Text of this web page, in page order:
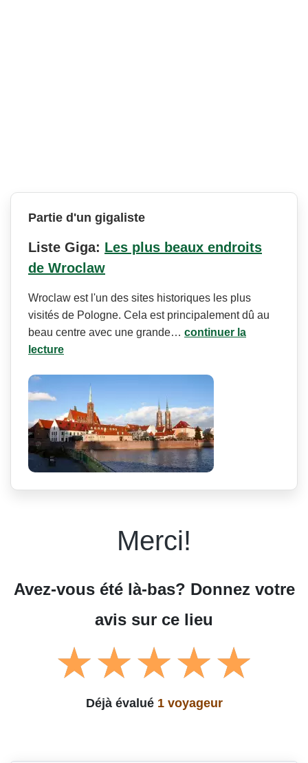
Partie d'un gigaliste
Liste Giga: Les plus beaux endroits
de Wroclaw
Wroclaw est l'un des sites historiques les plus
visités de Pologne. Cela est principalement dû au
beau centre avec une grande… continuer la
lecture
Merci!
Avez-vous été là-bas? Donnez votre
avis sur ce lieu
Déjà évalué 1 voyageur